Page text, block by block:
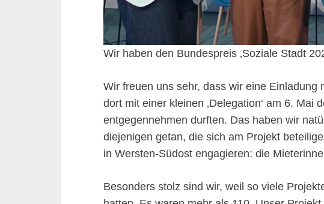
Wir haben den Bundespreis ‚Soziale Stadt
Wir freuen uns sehr, dass wir eine Einladung
dort mit einer kleinen ‚Delegation‘ am 6. Mai
entgegennehmen durften. Das haben wir
diejenigen getan, die sich am Projekt
in Wersten-Südost engagieren: die
Besonders stolz sind wir, weil so viele